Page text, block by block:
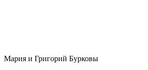
Мария и Григорий Бурковы